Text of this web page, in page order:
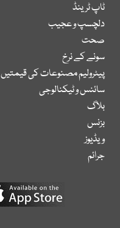
ٹاپ ٹرینڈ
دلچسپ و عجیب
صحت
سونے کے نرخ
پیٹرولیم مصنوعات کی قیمتیں
سائنس و ٹیکنالوجی
بلاگ
بزنس
ویڈیوز
جرائم